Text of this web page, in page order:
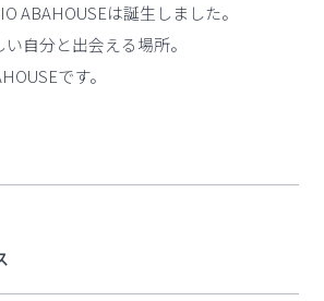
ABAHOUSEは誕生しました。
自分と出会える場所。
です。